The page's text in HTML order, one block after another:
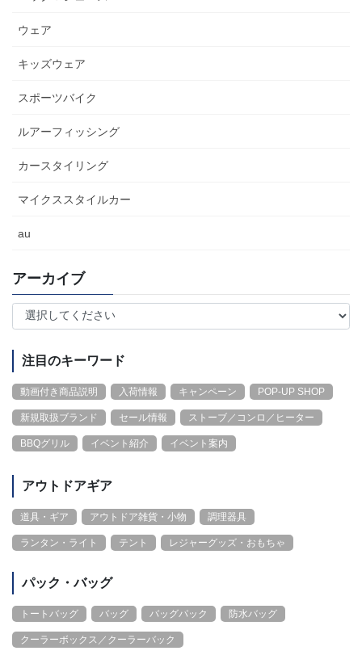
ウェア
キッズウェア
スポーツバイク
ルアーフィッシング
カースタイリング
マイクススタイルカー
au
アーカイブ
注目のキーワード
動画付き商品説明 入荷情報 キャンペーン POP-UP SHOP
新規取扱ブランド セール情報 ストーブ／コンロ／ヒーター
BBQグリル イベント紹介 イベント案内
アウトドアギア
道具・ギア アウトドア雑貨・小物 調理器具
ランタン・ライト テント レジャーグッズ・おもちゃ
パック・バッグ
トートバッグ バッグ バッグパック 防水バッグ
クーラーボックス／クーラーバック